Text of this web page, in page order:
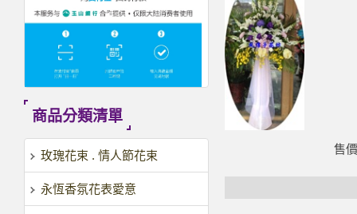
商品分類清單
玫瑰花束 . 情人節花束
永恆香氛花表愛意
售